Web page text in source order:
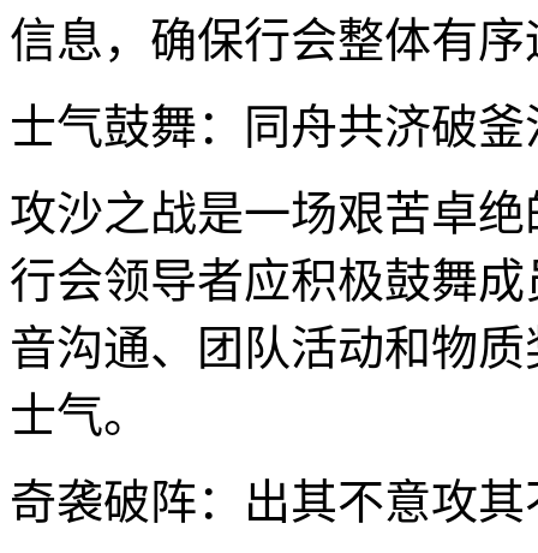
信息，确保行会整体有序
士气鼓舞：同舟共济破釜
攻沙之战是一场艰苦卓
行会领导者应积极鼓舞
音沟通、团队活动和物
士气。
奇袭破阵：出其不意攻其